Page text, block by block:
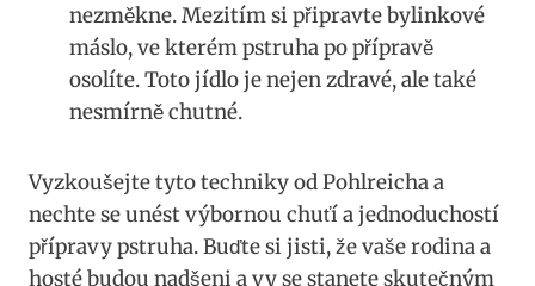
nezměkne. Mezitím si⁣ připravte bylinkové
máslo, ve​ kterém‌ pstruha ⁤po přípravě
osolíte. Toto jídlo je ⁣nejen zdravé, ale ‍také
nesmírně ⁤chutné.
Vyzkoušejte tyto⁣ techniky od Pohlreicha a
nechte ⁢se unést výbornou chuťí‌ a⁢ jednoduchostí
přípravy pstruha. Buďte si jisti,⁤ že vaše⁢ rodina a
hosté budou⁤ nadšeni⁣ a ​vy se stanete ⁢skutečným